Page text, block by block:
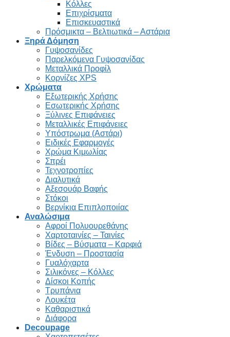
Κόλλες
Επιχρίσματα
Επισκευαστικά
Πρόσμικτα – Βελτιωτικά – Αστάρια
Ξηρά Δόμηση
Γυψοσανίδες
Παρελκόμενα Γυψοσανίδας
Μεταλλικά Προφίλ
Κορνίζες XPS
Χρώματα
Εξωτερικής Χρήσης
Εσωτερικής Χρήσης
Ξύλινες Επιφάνειες
Μεταλλικές Επιφάνειες
Υπόστρωμα (Αστάρι)
Ειδικές Εφαρμογές
Χρώμα Κιμωλίας
Σπρέι
Τεχνοτροπίες
Διαλυτικά
Αξεσουάρ Βαφής
Στόκοι
Βερνίκια Επιπλοποιίας
Αναλώσιμα
Αφροί Πολυουρεθάνης
Χαρτοταινίες – Ταινίες
Βίδες – Βύσματα – Καρφιά
Ένδυση – Προστασία
Γυαλόχαρτα
Σιλικόνες – Κόλλες
Δίσκοι Κοπής
Τρυπάνια
Λουκέτα
Καθαριστικά
Διάφορα
Decoupage